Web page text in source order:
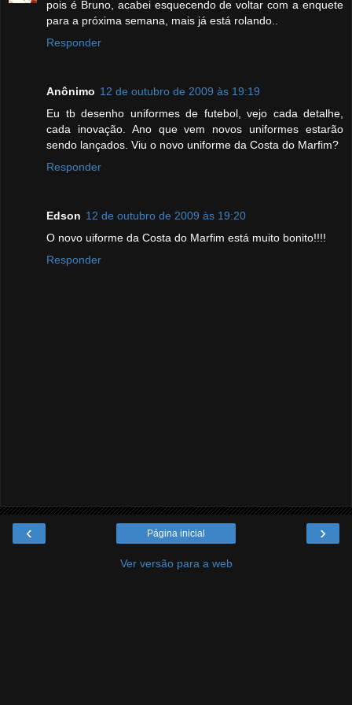
pois é Bruno, acabei esquecendo de voltar com a enquete
para a próxima semana, mais já está rolando..
Responder
Anônimo 12 de outubro de 2009 às 19:19
Eu tb desenho uniformes de futebol, vejo cada detalhe,
cada inovação. Ano que vem novos uniformes estarão
sendo lançados. Viu o novo uniforme da Costa do Marfim?
Responder
Edson 12 de outubro de 2009 às 19:20
O novo uiforme da Costa do Marfim está muito bonito!!!!
Responder
‹ ›
Página inicial
Ver versão para a web